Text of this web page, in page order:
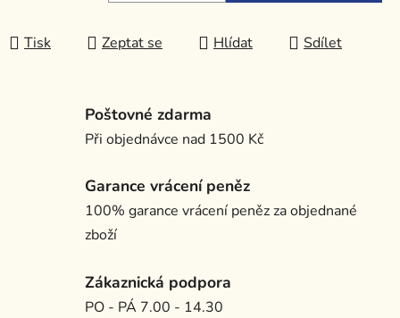
Tisk Zeptat se Hlídat Sdílet
Poštovné zdarma
Při objednávce nad 1500 Kč
Garance vrácení peněz
100% garance vrácení peněz za objednané
zboží
Zákaznická podpora
PO - PÁ 7.00 - 14.30